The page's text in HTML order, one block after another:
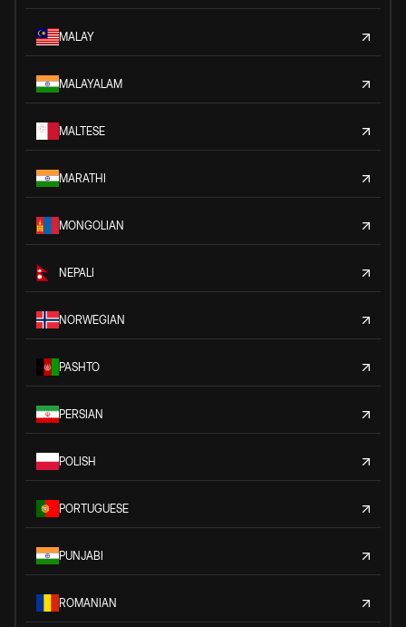
MALAY
MALAYALAM
MALTESE
MARATHI
MONGOLIAN
NEPALI
NORWEGIAN
PASHTO
PERSIAN
POLISH
PORTUGUESE
PUNJABI
ROMANIAN